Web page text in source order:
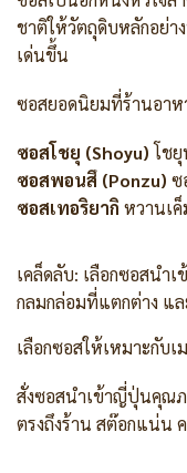
ชาติให้วัตถุดิบหลักอย่า
เด่นขึ้น
ซอสยอดนิยมที่ร้านอา
ซอสโชยุ (Shoyu)โชยุ
ซอสพอนสึ (Ponzu) ซ
ซอสเทอริยากิ หวานเ
เคล็ดลับ: เลือกซอสนำ
กลมกล่อมที่แตกต่าง แ
เลือกซอสให้เหมาะกับ
สั่งซอสนำเข้าญี่ปุ่นคุณภ
ตรงถึงร้าน สต๊อกแน่น